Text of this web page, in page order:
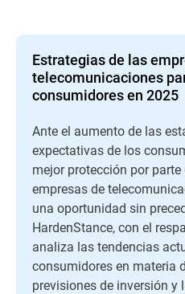
Estrategias de las
telecomunicaciones
consumidores en 2025
Ante el aumento de las
expectativas de los
mejor protección por
empresas de
una oportunidad sin
HardenStance, con el
analiza las tendencias
consumidores en materia
previsiones de inversión y